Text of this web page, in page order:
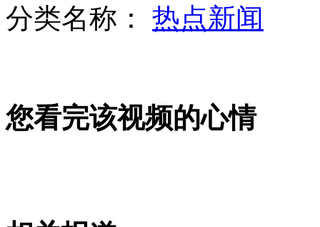
老师因学生调皮 棍打学生致重伤
分类名称： 热点新闻
您看完该视频的心情